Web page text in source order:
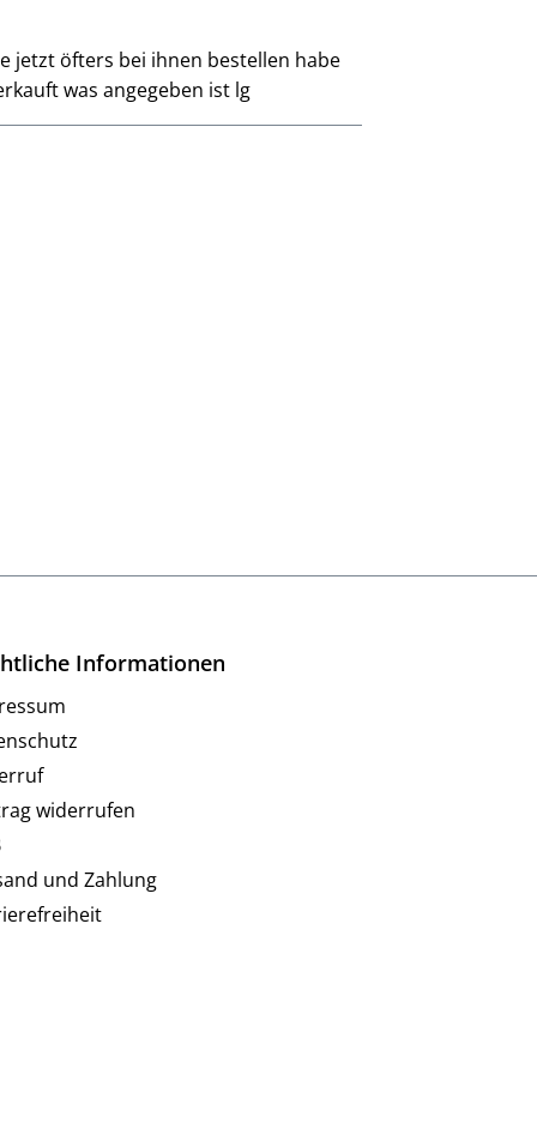
jetzt öfters bei ihnen bestellen habe
was angegeben ist lg
Informationen
widerrufen
und Zahlung